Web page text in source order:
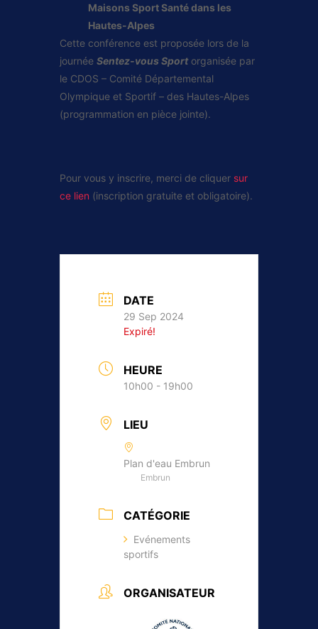
Maisons Sport Santé dans les
Hautes-Alpes
Cette conférence est proposée lors de la
journée Sentez-vous Sportorganisée par
le CDOS – Comité Départemental
Olympique et Sportif – des Hautes-Alpes
(programmation en pièce jointe).
Pour vous y inscrire, merci de cliquer sur
ce lien (inscription gratuite et obligatoire).
DATE
29 Sep 2024
Expiré!
HEURE
10h00 - 19h00
LIEU
Plan d'eau Embrun
Embrun
CATÉGORIE
Evénements
sportifs
ORGANISATEUR